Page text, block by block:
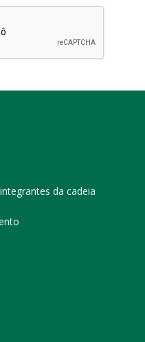
da cadeia